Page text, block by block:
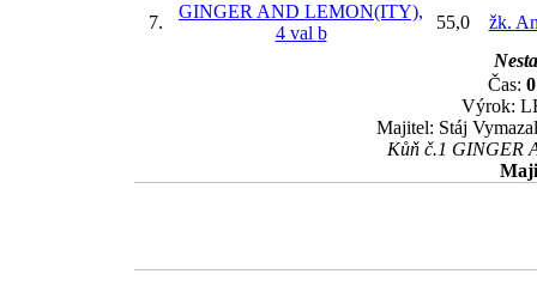
7.
GINGER AND LEMON(ITY),
4 val b
55,0
žk.
Čas:
Výrok:
Majitel: Stáj
Kůň č.1 GINGER